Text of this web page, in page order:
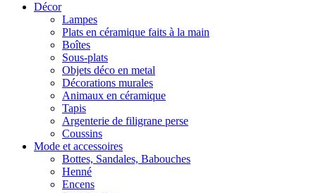
Décor
Lampes
Plats en céramique faits à la main
Boîtes
Sous-plats
Objets déco en metal
Décorations murales
Animaux en céramique
Tapis
Argenterie de filigrane perse
Coussins
Mode et accessoires
Bottes, Sandales, Babouches
Henné
Encens